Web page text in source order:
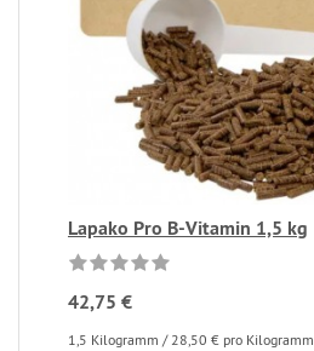
Lapako Pro B-Vitamin 1,5 kg
42,75 €
1,5 Kilogramm / 28,50 € pro Kilogramm